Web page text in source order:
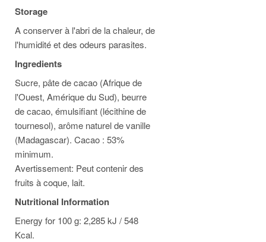
Storage
A conserver à l'abri de la chaleur, de
l'humidité et des odeurs parasites.
Ingredients
Sucre, pâte de cacao (Afrique de
l'Ouest, Amérique du Sud), beurre
de cacao, émulsifiant (lécithine de
tournesol), arôme naturel de vanille
(Madagascar). Cacao : 53%
minimum.
Avertissement: Peut contenir des
fruits à coque, lait.
Nutritional Information
Energy for 100 g: 2,285 kJ / 548
Kcal.